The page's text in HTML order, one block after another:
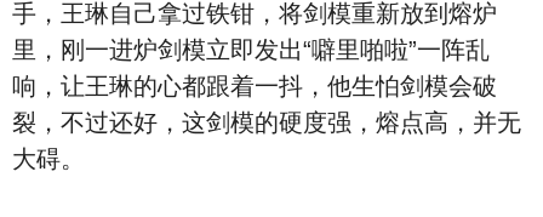
手，王琳自己拿过铁钳，将剑模重新放到熔炉
里，刚一进炉剑模立即发出“噼里啪啦”一阵乱
响，让王琳的心都跟着一抖，他生怕剑模会破
裂，不过还好，这剑模的硬度强，熔点高，并无
大碍。